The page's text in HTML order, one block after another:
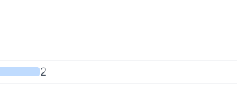
últimos 6 anos
2